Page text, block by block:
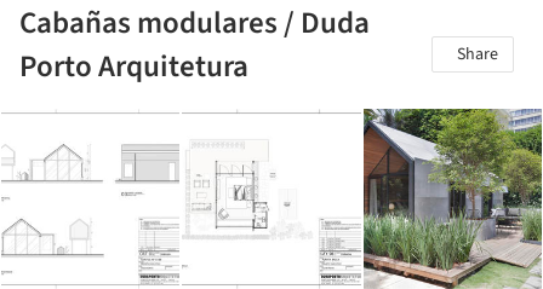
Cabañas modulares / Duda
Porto Arquitetura
Share